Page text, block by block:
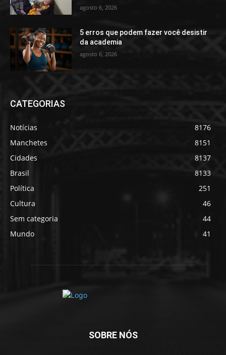
agosto 6, 2026
5 erros que podem fazer você desistir
da academia
agosto 6, 2026
CATEGORIAS
Notícias
8176
Manchetes
8151
Cidades
8137
Brasil
8133
Política
251
Cultura
46
Sem categoria
44
Mundo
41
SOBRE NÓS